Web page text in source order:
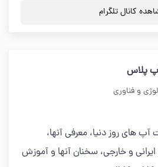
کانال تلگرام
پلاس
و فناوری
آپ های روز دنیا، معرفی آنها،
ایرانی و خارجی، سخنان آنها و آموزش